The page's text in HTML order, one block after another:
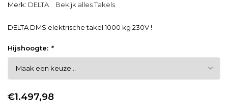
Merk: DELTA Bekijk alles Takels
DELTA DMS elektrische takel 1000 kg 230V !
Hijshoogte: *
€1.497,98